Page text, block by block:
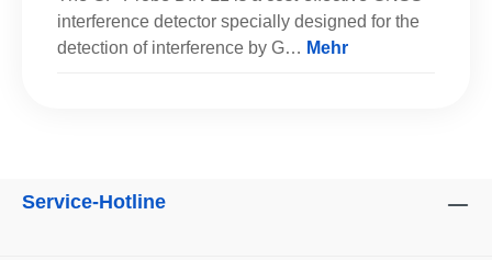
interference detector specially designed for the
detection of interference by G… Mehr
Service-Hotline